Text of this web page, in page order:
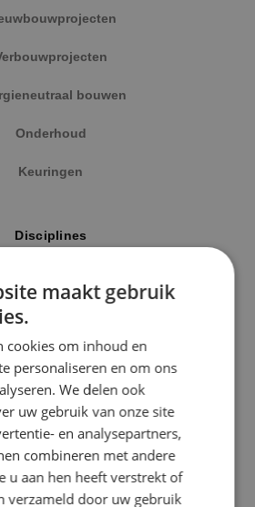
bouwen
Onderhoud
Keuringen
Disciplines
Energietechniek
Uitgelicht
maakt gebruik
cookies om inhoud en
personaliseren en om ons
We delen ook
uw gebruik van onze site
en analysepartners,
combineren met andere
u aan hen heeft verstrekt of
verzameld door uw gebruik